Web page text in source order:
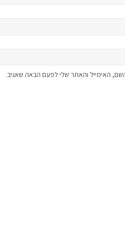
האימייל והאתר שלי לפעם הבאה שאגיב.